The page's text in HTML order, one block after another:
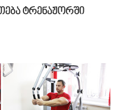
ტრენაჟორში